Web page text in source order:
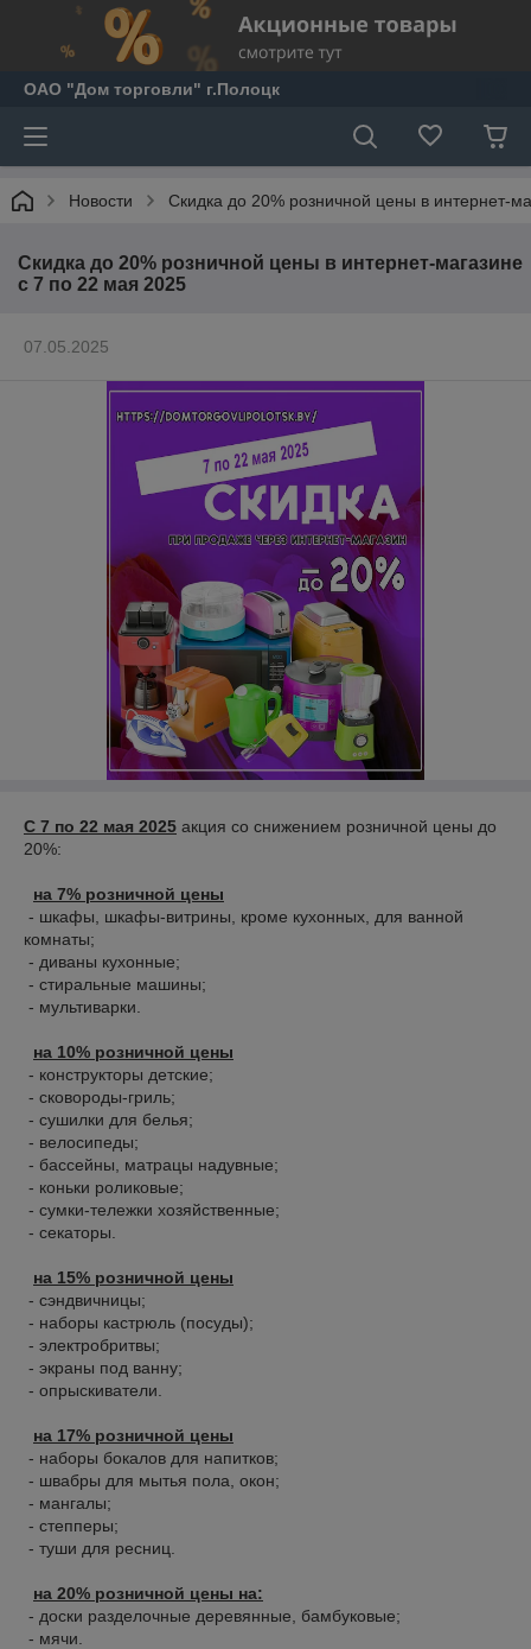
ОАО "Дом торговли" г.Полоцк
Новости Скидка до 20% розничной цены в интернет-
Скидка до 20% розничной цены в интернет-магазине
с 7 по 22 мая 2025
07.05.2025
С 7 по 22 мая 2025 акция со снижением розничной цены до
20%:
на 7% розничной цены
- шкафы, шкафы-витрины, кроме кухонных, для ванной
комнаты;
- диваны кухонные;
- стиральные машины;
- мультиварки.
на 10% розничной цены
- конструкторы детские;
- сковороды-гриль;
- сушилки для белья;
- велосипеды;
- бассейны, матрацы надувные;
- коньки роликовые;
- сумки-тележки хозяйственные;
- секаторы.
на 15% розничной цены
- сэндвичницы;
- наборы кастрюль (посуды);
- электробритвы;
- экраны под ванну;
- опрыскиватели.
на 17% розничной цены
- наборы бокалов для напитков;
- швабры для мытья пола, окон;
- мангалы;
- степперы;
- туши для ресниц.
на 20% розничной цены на:
- доски разделочные деревянные, бамбуковые;
- мячи.